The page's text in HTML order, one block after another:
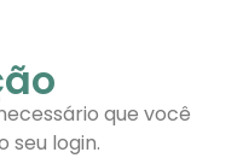
que você
seu login.